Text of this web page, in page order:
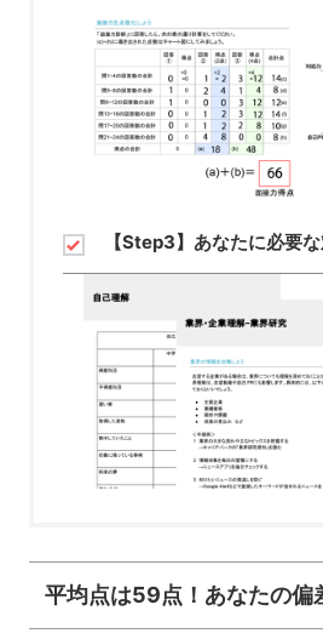
【Step3】あなたに必要
平均点は59点！あなたの偏